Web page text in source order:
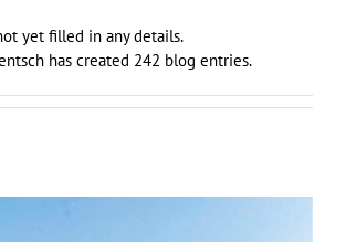
yet filled in any details.
has created 242 blog entries.